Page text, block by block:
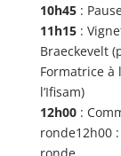
10h45:
11h15:
Braeckevelt
Formatrice
l’Ifisam)
12h00:
ronde12h00